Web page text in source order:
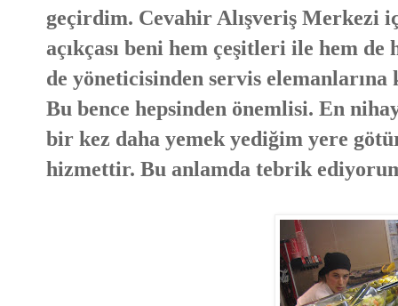
geçirdim. Cevahir Alışveriş Merkezi
açıkçası beni hem çeşitleri ile hem
de yöneticisinden servis
Bu bence hepsinden önemlisi. En
bir kez daha yemek yediğim yere
hizmettir. Bu anlamda tebrik